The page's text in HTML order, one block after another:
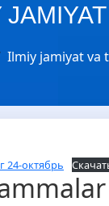
Ilmiy jamiyat va
24-октябрь